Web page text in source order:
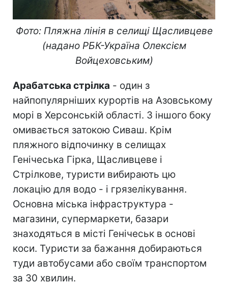
Фото: Пляжна лінія в селищі Щасливцеве
(надано РБК-Україна Олексієм
Войцеховським)
Арабатська стрілка - один з
найпопулярніших курортів на Азовському
морі в Херсонській області. З іншого боку
омивається затокою Сиваш. Крім
пляжного відпочинку в селищах
Генічеська Гірка, Щасливцеве і
Стрілкове, туристи вибирають цю
локацію для водо - і грязелікування.
Основна міська інфраструктура -
магазини, супермаркети, базари
знаходяться в місті Генічеськ в основі
коси. Туристи за бажання добираються
туди автобусами або своїм транспортом
за 30 хвилин.